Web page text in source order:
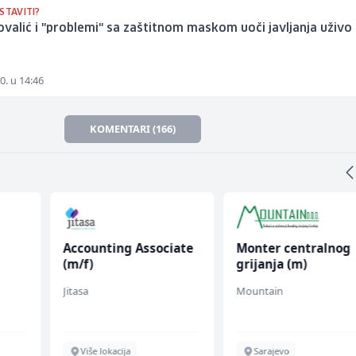
i "problemi" sa zaštitnom maskom uoči javljanja uživo
u 14:46
KOMENTARI (166)
Accounting Associate
(m/f)
Jitasa
Više lokacija
Monter centralnog
grijanja (m)
Mountain
Sarajevo